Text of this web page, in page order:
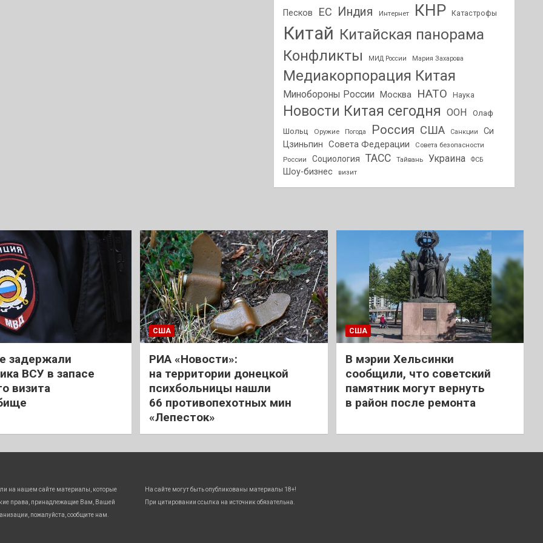
Песков ЕС Индия Интернет КНР Катастрофы
Китай Китайская панорама
Конфликты
МИД России Мария Захарова
Медиакорпорация Китая
Минобороны России Москва НАТО Наука
Новости Китая сегодня ООН
Олаф
Шольц
Оружие Погода Россия США Санкции
Си
Цзиньпин
Совета Федерации
Совета безопасности
России
Социология ТАСС Тайвань Украина ФСБ
Шоу-бизнес визит
задержали
ВСУ в запасе
визита
США
РИА «Новости»:
на территории донецкой
психбольницы нашли
66 противопехотных мин
«Лепесток»
США
В мэрии Хельсинки
сообщили, что советский
памятник могут вернуть
в район после ремонта
на нашем сайте материалы, которые
права, принадлежащие Вам, Вашей
пожалуйста, сообщите нам.
На сайте могут быть опубликованы материалы 18+!
При цитировании ссылка на источник обязательна.